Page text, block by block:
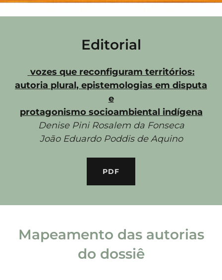
Editorial
vozes que reconfiguram territórios:
autoria plural, epistemologias em disputa
e
protagonismo socioambiental indígena
Denise Pini Rosalem da Fonseca
João Eduardo Poddis de Aquino
PDF
Mapeamento das autorias
do dossiê